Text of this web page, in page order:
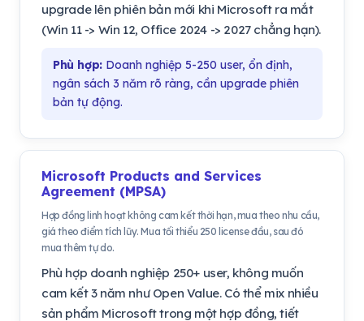
upgrade lên phiên bản mới khi Microsoft ra mắt
(Win 11 -> Win 12, Office 2024 -> 2027 chẳng hạn).
Phù hợp:Doanh nghiệp 5-250 user, ổn định,
ngân sách 3 năm rõ ràng, cần upgrade phiên
bản tự động.
Microsoft Products and Services
Agreement (MPSA)
Hợp đồng linh hoạt không cam kết thời hạn, mua theo nhu cầu,
giá theo điểm tích lũy. Mua tối thiểu 250 license đầu, sau đó
mua thêm tự do.
Phù hợp doanh nghiệp 250+ user, không muốn
cam kết 3 năm như Open Value. Có thể mix nhiều
sản phẩm Microsoft trong một hợp đồng, tiết